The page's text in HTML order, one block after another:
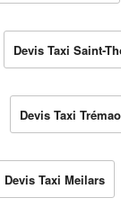
Devis Taxi Saint-
Devis Taxi
Devis Taxi Meilars